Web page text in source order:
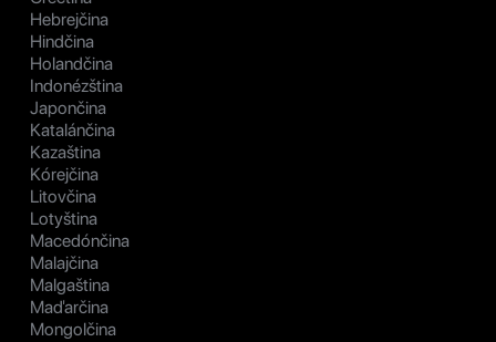
Hebrejčina
Hindčina
Holandčina
Indonézština
Japončina
Katalánčina
Kazaština
Kórejčina
Litovčina
Lotyština
Macedónčina
Malajčina
Malgaština
Maďarčina
Mongolčina